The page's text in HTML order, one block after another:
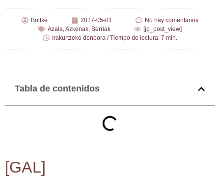
Boltxe 2017-05-01
No hay comentarios
Azala,Azkenak, Berriak
[jp_post_view]
Irakurtzeko denbora / Tiempo de lectura: 7 min.
Tabla de contenidos
[GAL]